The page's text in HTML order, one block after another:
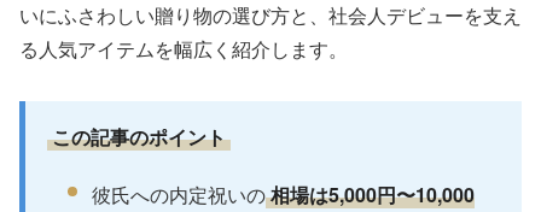
いにふさわしい贈り物の選び方と、社会人デビューを支え
る人気アイテムを幅広く紹介します。
この記事のポイント
彼氏への内定祝いの相場は5,000円〜10,000